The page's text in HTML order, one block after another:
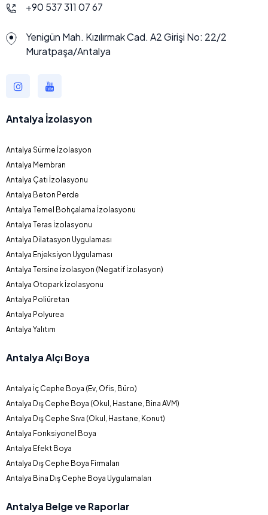
+90 537 311 07 67
Yenigün Mah. Kızılırmak Cad. A2 Girişi No: 22/2
Muratpaşa/Antalya
Antalya İzolasyon
Antalya Sürme İzolasyon
Antalya Membran
Antalya Çatı İzolasyonu
Antalya Beton Perde
Antalya Temel Bohçalama İzolasyonu
Antalya Teras İzolasyonu
Antalya Dilatasyon Uygulaması
Antalya Enjeksiyon Uygulaması
Antalya Tersine İzolasyon (Negatif İzolasyon)
Antalya Otopark İzolasyonu
Antalya Poliüretan
Antalya Polyurea
Antalya Yalıtım
Antalya Alçı Boya
Antalya İç Cephe Boya (Ev, Ofis, Büro)
Antalya Dış Cephe Boya (Okul, Hastane, Bina AVM)
Antalya Dış Cephe Sıva (Okul, Hastane, Konut)
Antalya Fonksiyonel Boya
Antalya Efekt Boya
Antalya Dış Cephe Boya Firmaları
Antalya Bina Dış Cephe Boya Uygulamaları
Antalya Belge ve Raporlar